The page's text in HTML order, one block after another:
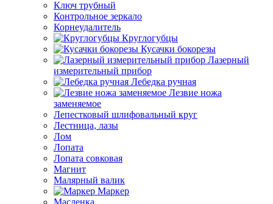
Ключ трубный
Контрольное зеркало
Корнеудалитель
Круглогубцы
Кусачки бокорезы
Лазерный
измерительный прибор
Лебедка ручная
Лезвие ножа
заменяемое
Лепестковый шлифовальный круг
Лестница, лазы
Лом
Лопата
Лопата совковая
Магнит
Малярный валик
Маркер
Масленка